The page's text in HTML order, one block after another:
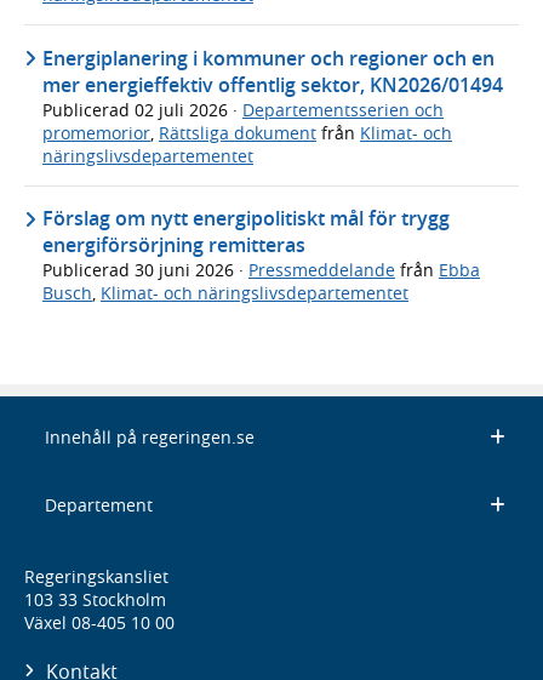
Energiplanering i kommuner och regioner och en
mer energieffektiv offentlig sektor, KN2026/01494
Publicerad 02 juli 2026 · Departementsserien och
promemorior Rättsliga dokument från Klimat- och
näringslivsdepartementet
Förslag om nytt energipolitiskt mål för trygg
energiförsörjning remitteras
Publicerad 30 juni 2026 · Pressmeddelande från Ebba
Busch, Klimat- och näringslivsdepartementet
Innehåll på regeringen.se
Departement
Regeringskansliet
103 33 Stockholm
Växel 08-405 10 00
Kontakt